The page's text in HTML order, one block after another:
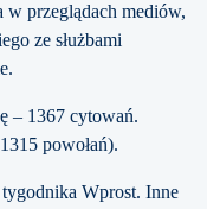
w przeglądach mediów,
ze służbami
– 1367 cytowań.
powołań).
Wprost. Inne